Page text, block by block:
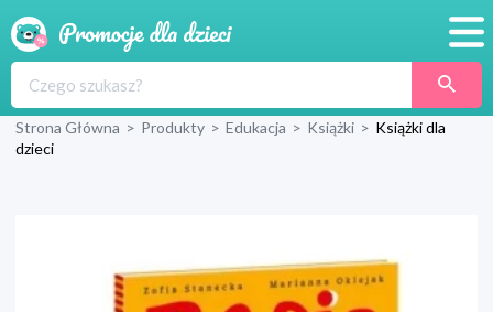
Produkty
Wyprawka
Strona Główna > Produkty > Edukacja > Książki > Książki dla
dzieci